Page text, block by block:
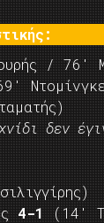
/ 76′
δεν
4-1
(14′